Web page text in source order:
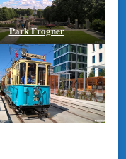
Park Frogner